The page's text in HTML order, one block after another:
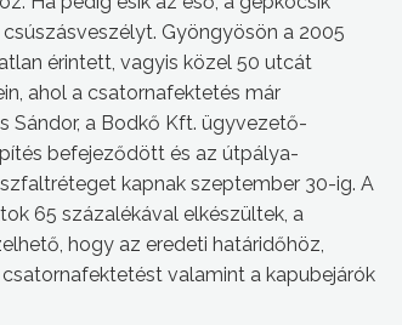
Gyöngyösön a 2005
érintett, vagyis közel 50 utcát
ahol a csatornafektetés már
Sándor, a Bodkő Kft. ügyvezető-
befejeződött és az útpálya-
kapnak szeptember 30-ig. A
65 százalékával elkészültek, a
hogy az eredeti határidőhöz,
valamint a kapubejárók